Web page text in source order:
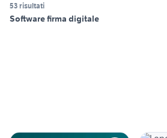
53 risultati
Software firma digitale